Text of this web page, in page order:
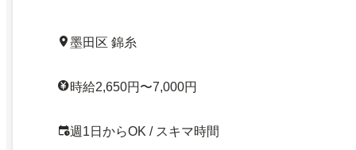
墨田区 錦糸
時給2,650円〜7,000円
週1日からOK / スキマ時間